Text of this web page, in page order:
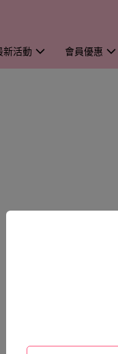
新活動 會員優惠